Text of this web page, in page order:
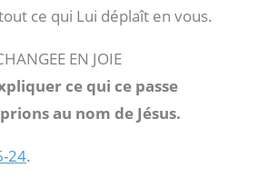
ce qui Lui déplaît en vous.
EN JOIE
ce qui ce passe
au nom de Jésus.
24.